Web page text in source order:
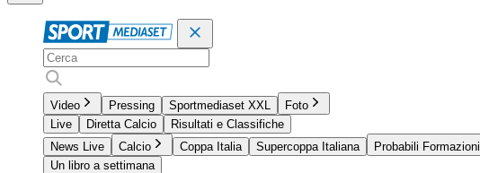
Video Pressing Sportmediaset XXL
Foto
Live
Diretta Calcio
Risultati e Classifiche
News Live
Calcio Coppa Italia Supercoppa Italiana Probabili Formazioni
Un libro a settimana